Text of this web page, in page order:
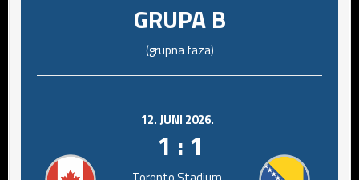
GRUPA B
(grupna faza)
12. JUNI 2026.
1 : 1